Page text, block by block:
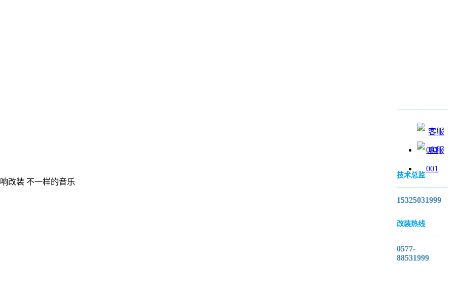
技术总监
15325031999
改装热线
0577-
88531999
改装 不一样的音乐